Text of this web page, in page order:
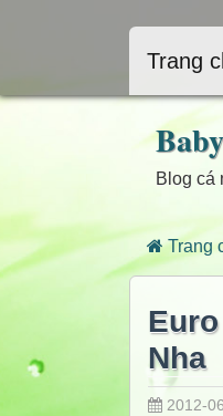
Trang
Blog cá
Trang
Nha
2012-